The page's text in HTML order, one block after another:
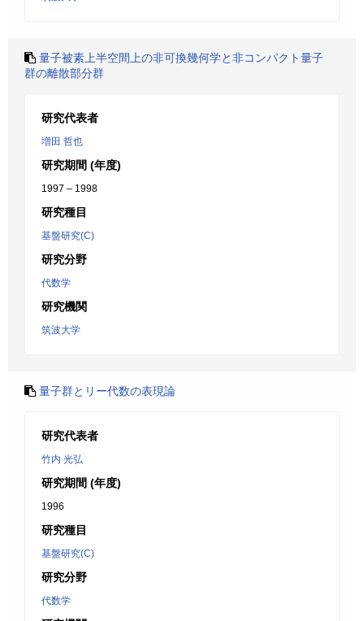
量子被素上半空間上の非可換幾何学と非コンパクト量子
群の離散部分群
研究代表者
増田 哲也
研究期間 (年度)
1997 – 1998
研究種目
基盤研究(C)
研究分野
代数学
研究機関
筑波大学
量子群とリー代数の表現論
研究代表者
竹内 光弘
研究期間 (年度)
1996
研究種目
基盤研究(C)
研究分野
代数学